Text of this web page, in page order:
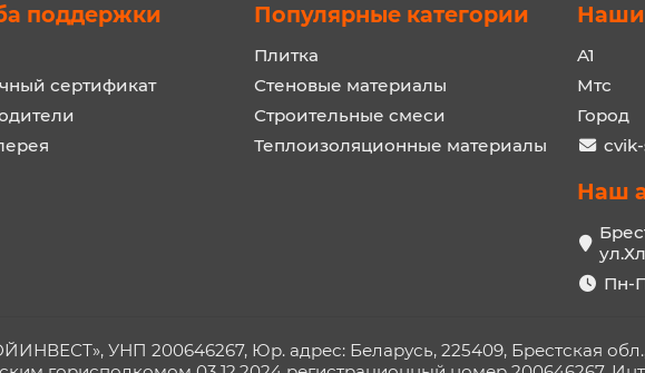
поддержки
сертификат
Популярные категории
Плитка
Стеновые материалы
Строительные смеси
Теплоизоляционные материалы
Наши
A1
Мтс
Город
Наш
Пн-
УНП 200646267, Юр. адрес: Беларусь, 225409, Брестская